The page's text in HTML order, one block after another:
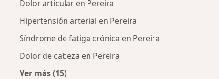
Dolor articular en Pereira
Hipertensión arterial en Pereira
Síndrome de fatiga crónica en Pereira
Dolor de cabeza en Pereira
Ver más (15)